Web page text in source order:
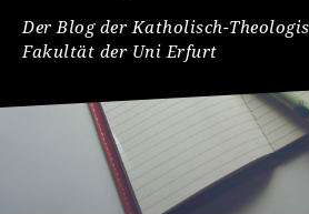
Der Blog der Katholisch-
Fakultät der Uni Erfurt